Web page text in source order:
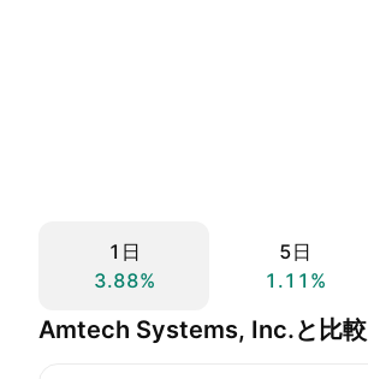
1日
3.88%
5日
1.11%
Amtech Systems, Inc.と比較